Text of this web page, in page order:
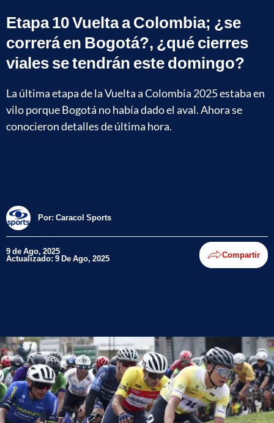
Etapa 10 Vuelta a Colombia; ¿se
correrá en Bogotá?, ¿qué cierres
viales se tendrán este domingo?
La última etapa de la Vuelta a Colombia 2025 estaba en
vilo porque Bogotá no había dado el aval. Ahora se
conocieron detalles de última hora.
Por: Caracol Sports
9 de Ago, 2025
Actualizado: 9 De Ago, 2025 Compartir